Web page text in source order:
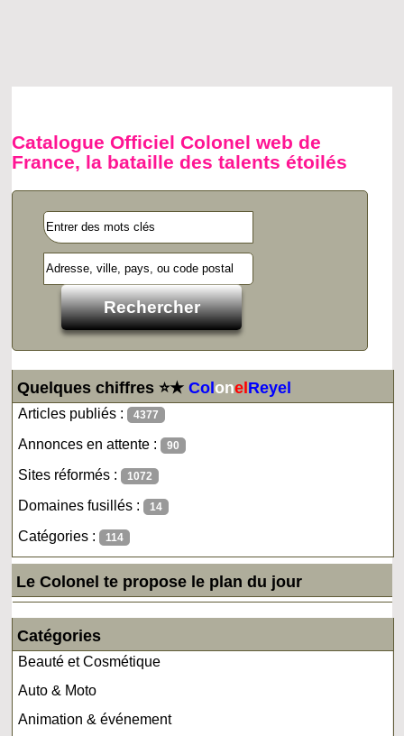
Catalogue Officiel Colonel web de
France, la bataille des talents étoilés
Quelques chiffres ⭐★ColonelReyel
Articles publiés : 4377
Annonces en attente : 90
Sites réformés : 1072
Domaines fusillés : 14
Catégories : 114
Le Colonel te propose le plan du jour
Catégories
Beauté et Cosmétique
Auto & Moto
Animation & événement